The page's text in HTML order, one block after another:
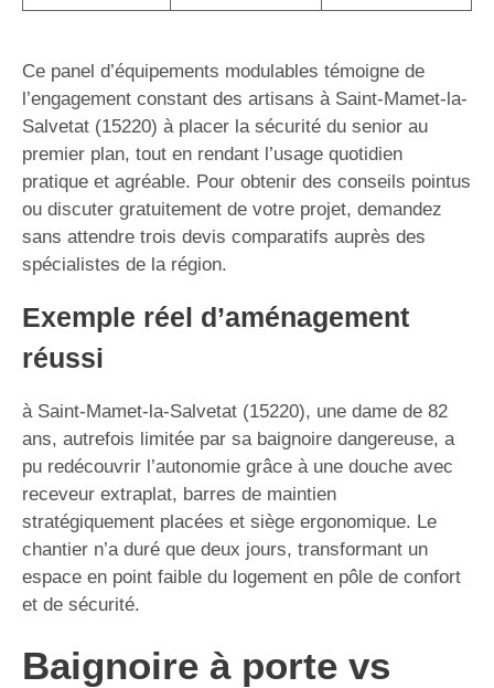
Ce panel d’équipements modulables témoigne de
l’engagement constant des artisans à Saint-Mamet-la-
Salvetat (15220) à placer la sécurité du senior au
premier plan, tout en rendant l’usage quotidien
pratique et agréable. Pour obtenir des conseils pointus
ou discuter gratuitement de votre projet, demandez
sans attendre trois devis comparatifs auprès des
spécialistes de la région.
Exemple réel d’aménagement
réussi
à Saint-Mamet-la-Salvetat (15220), une dame de 82
ans, autrefois limitée par sa baignoire dangereuse, a
pu redécouvrir l’autonomie grâce à une douche avec
receveur extraplat, barres de maintien
stratégiquement placées et siège ergonomique. Le
chantier n’a duré que deux jours, transformant un
espace en point faible du logement en pôle de confort
et de sécurité.
Baignoire à porte vs